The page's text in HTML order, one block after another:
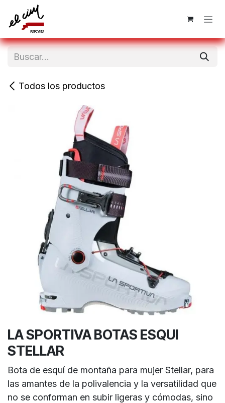
Ir al contenido
Todos los productos
LA SPORTIVA BOTAS ESQUI
STELLAR
Bota de esquí de montaña para mujer Stellar, para
las amantes de la polivalencia y la versatilidad que
no se conforman en subir ligeras y cómodas, sino